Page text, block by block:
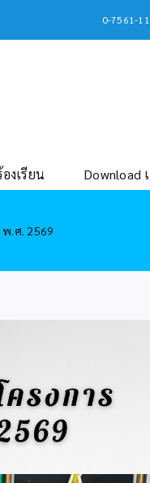
0-7561-
งเรียน Download
.ศ. 2569